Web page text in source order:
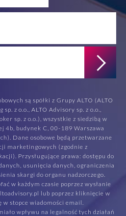
są spółki z Grupy ALTO (ALTO
z o.o., ALTO Advisory sp. z o.o.,
sp. z o.o.), wszystkie z siedzibą w
4b, budynek C, 00-189 Warszawa
Dane osobowe będą przetwarzane
marketingowych (zgodnie z
Przysługujące prawa: dostępu do
usunięcia danych, ograniczenia
skargi do organu nadzorczego.
w każdym czasie poprzez wysłanie
lub poprzez kliknięcie w
stopce wiadomości email.
wpływu na legalność tych działań